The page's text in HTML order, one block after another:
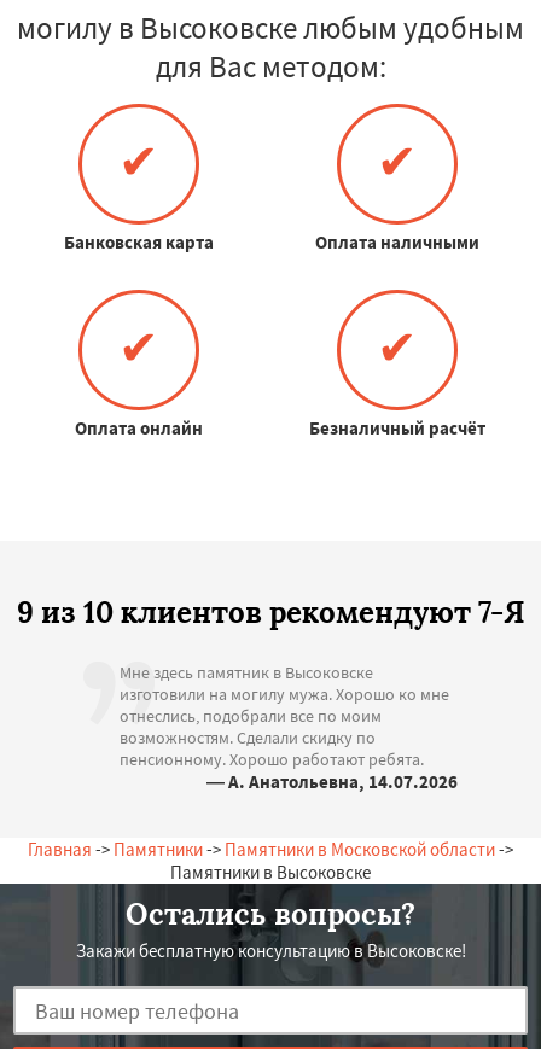
могилу в Высоковске любым удобным
для Вас методом:
✔
Банковская карта
✔
Оплата наличными
✔
Оплата онлайн
✔
Безналичный расчёт
9 из 10 клиентов рекомендуют 7-Я
Мне здесь памятник в Высоковске
изготовили на могилу мужа. Хорошо ко мне
отнеслись, подобрали все по моим
возможностям. Сделали скидку по
пенсионному. Хорошо работают ребята.
— А. Анатольевна, 14.07.2026
Главная -> Памятники-> Памятники в Московской области->
Памятники в Высоковске
Остались вопросы?
Закажи бесплатную консультацию в Высоковске!